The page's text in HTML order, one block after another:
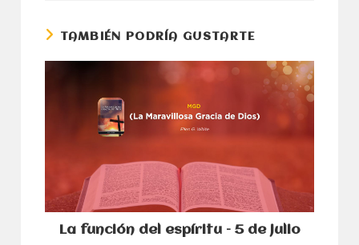
TAMBIÉN PODRÍA GUSTARTE
La función del espíritu – 5 de julio